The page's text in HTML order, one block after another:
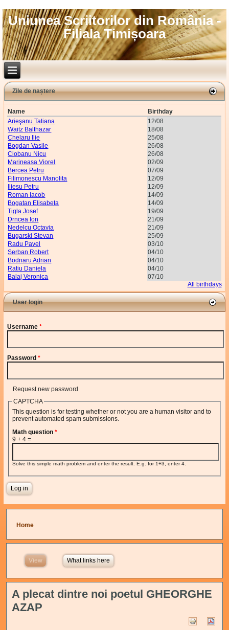
Uniunea Scriitorilor din România -
Filiala Timișoara
Zile de naștere
Name
Birthday
Arieşanu Tatiana
12/08
Waitz Balthazar
18/08
Chelaru Ilie
25/08
Bogdan Vasile
26/08
Ciobanu Nicu
26/08
Marineasa Viorel
02/09
Bercea Petru
07/09
Filimonescu Manolita
12/09
Iliesu Petru
12/09
Roman Iacob
14/09
Bogatan Elisabeta
14/09
Tigla Josef
19/09
Drncea Ion
21/09
Nedelcu Octavia
21/09
Bugarski Stevan
25/09
Radu Pavel
03/10
Serban Robert
04/10
Bodnaru Adrian
04/10
Ratiu Daniela
04/10
Balaj Veronica
07/10
All birthdays
User login
Username*
Password*
Request new password
CAPTCHA
This question is for testing whether or not you are a human visitor and to
prevent automated spam submissions.
Math question*
9 + 4 =
Solve this simple math problem and enter the result. E.g. for 1+3, enter 4.
You are here
Home
View (active tab)What links here
A plecat dintre noi poetul GHEORGHE
AZAP